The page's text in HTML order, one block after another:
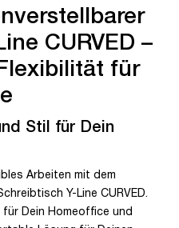
CURVED –
für
Stil für Dein
Arbeiten mit dem
Y-Line CURVED.
Dein Homeoffice und